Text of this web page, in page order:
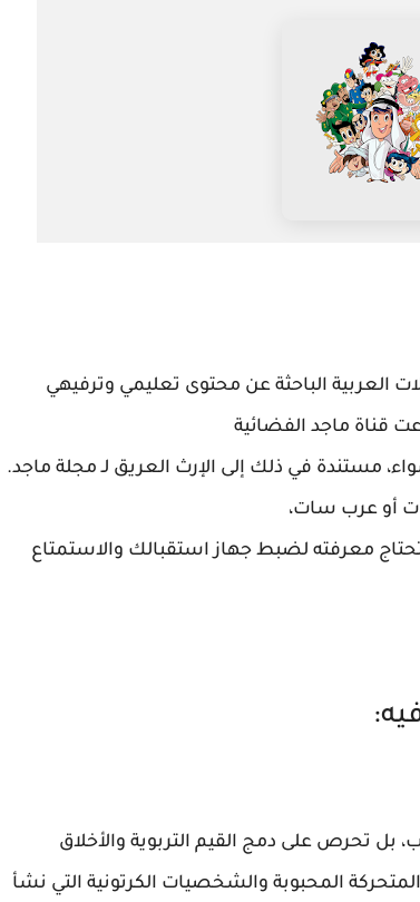
العربية الباحثة عن محتوى تعليمي وترفيهي
مستندة في ذلك إلى الإرث العريق لـ مجلة ماجد.
معرفته لضبط جهاز استقبالك والاستمتاع
تحرص على دمج القيم التربوية والأخلاق
المحبوبة والشخصيات الكرتونية التي نشأ